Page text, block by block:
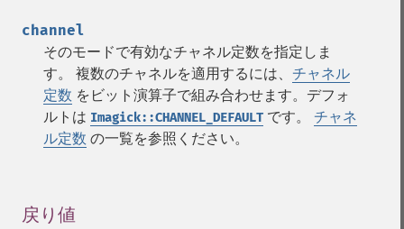
channel
そのモードで有効なチャネル定数を指定しま
す。 複数のチャネルを適用するには、 チャネル
定数 をビット演算子で組み合わせます。デフォ
ルトは Imagick::CHANNEL_DEFAULT です。 チャネ
ル定数 の一覧を参照ください。
戻り値
flopImage
forwardFourierTransformImage
frameImage
functionImage
fxImage
gammaImage
gaussianBlurImage
getCompressionQuality